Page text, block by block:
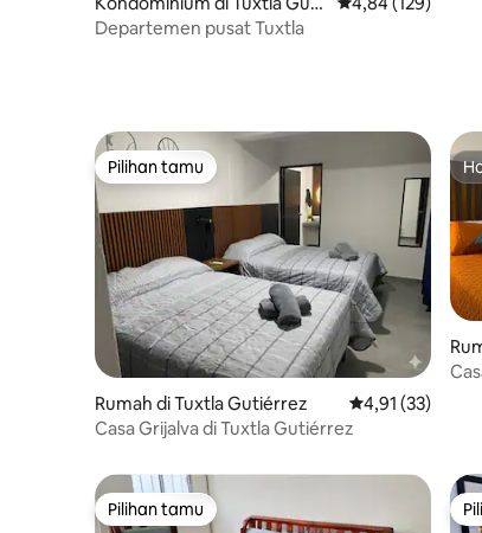
érrez
Departemen pusat Tuxtla
Pilihan tamu
Pilihan tamu
Rumah di Tuxtla Gutiérrez Nilai rata-rata
4,91 (33)
Casa Grijalva di Tuxtla Gutiérrez
Pilihan tamu
Pilihan tamu